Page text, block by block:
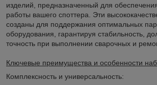
изделий, предназначенный для
работы вашего споттера. Эти
созданы для поддержания оптимальных
оборудования, гарантируя стабильность,
точность при выполнении сварочных и
Ключевые преимущества и особенности
Комплексность и универсальность: